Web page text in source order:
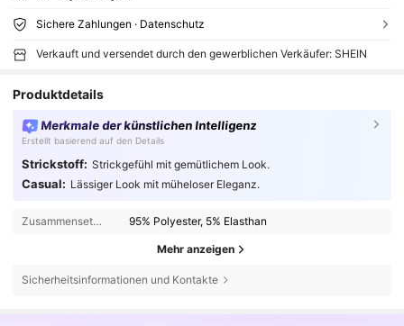
Sichere Zahlungen · Datenschutz
Verkauft und versendet durch den gewerblichen Verkäufer: SHEIN
Produktdetails
Merkmale der künstlichen Intelligenz
Erstellt basierend auf den Details
Strickstoff: Strickgefühl mit gemütlichem Look.
Casual: Lässiger Look mit müheloser Eleganz.
Zusammensetzung: 95% Polyester, 5% Elasthan
Mehr anzeigen
Sicherheitsinformationen und Kontakte
4,83 2.3M Follower
4,83 2.3M Follower